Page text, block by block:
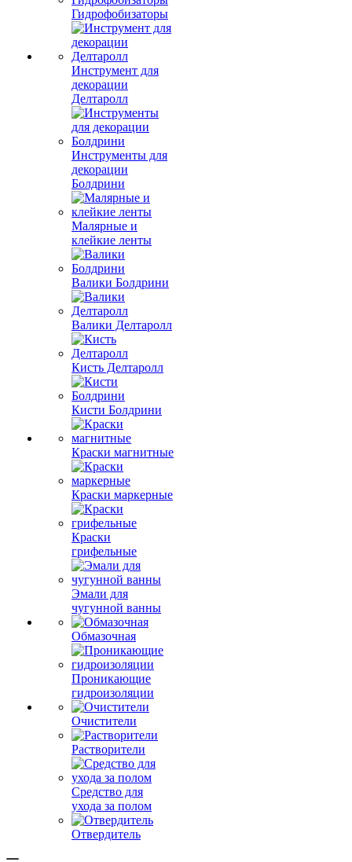
Гидрофобизаторы
Инструмент для
декорации
Делтаролл
Инструменты для
декорации
Болдрини
Малярные и
клейкие ленты
Валики Болдрини
Валики Делтаролл
Кисть Делтаролл
Кисти Болдрини
Краски магнитные
Краски маркерные
Краски
грифельные
Эмали для
чугунной ванны
Обмазочная
Проникающие
гидроизоляции
Очистители
Растворители
Средство для
ухода за полом
Отвердитель